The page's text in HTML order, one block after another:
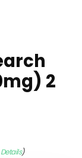
2
Details)